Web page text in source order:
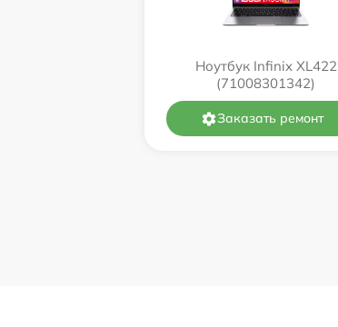
Ноутбук Infinix XL422
(71008301342)
Заказать ремонт